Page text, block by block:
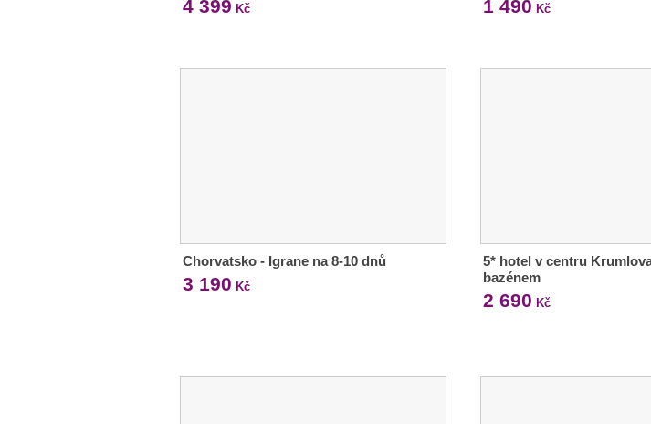
4 399 Kč 1 490 Kč
Chorvatsko - Igrane na 8-10 dnů
3 190 Kč
5* hotel v centru
bazénem
2 690 Kč